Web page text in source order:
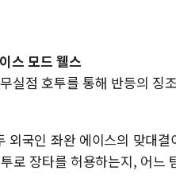
스 모드 웰스
실점 호투를 통해 반등의 징
외국인 좌완 에이스의 맞대
로 장타를 허용하는지, 어느